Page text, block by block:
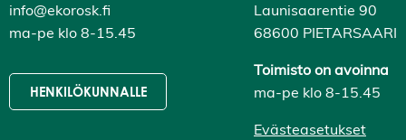
st
e
s
info@ekorosk.fi
ma-pe klo 8-15.45
HENKILÖKUNNALLE
Launisaarentie 90
68600 PIETARSAARI
Toimisto on avoinna
ma-pe klo 8-15.45
Evästeasetukset